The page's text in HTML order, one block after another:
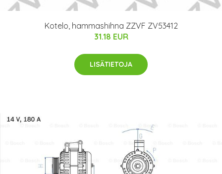
Kotelo, hammashihna ZZVF ZV53412
31.18 EUR
LISÄTIETOJA